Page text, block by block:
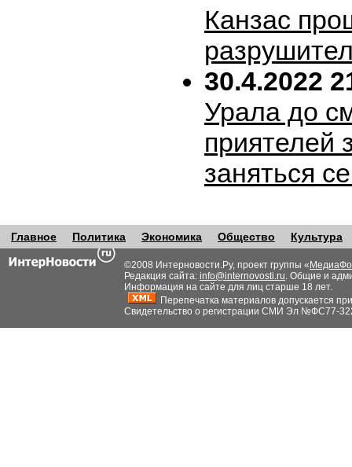
Канзас
30.4.2022
Урала до
приятелей
заняться
Главное Политика Экономика Общество Культура
©2008 Интерновости.Ру, проект группы «
Редакция сайта: info@internovosti.ru. Общие и
Информация на сайте для лиц старше 18 лет.
Перепечатка материалов допускается
Свидетельство о регистрации СМИ Эл №ФС77-